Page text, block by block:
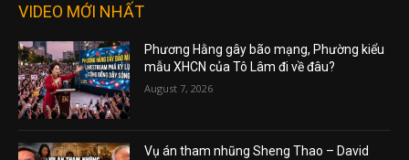
VIDEO MỚI NHẤT
Phương Hằng gây bão mạng, Phường kiểu
mẫu XHCN của Tô Lâm đi về đâu?
August 7, 2026
Vụ án tham nhũng Sheng Thao – David